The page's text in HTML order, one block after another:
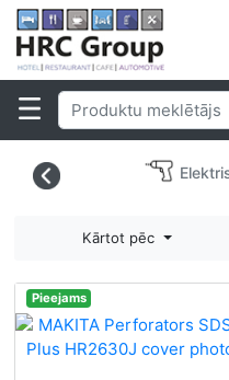
Kārtot pēc
Pieejams